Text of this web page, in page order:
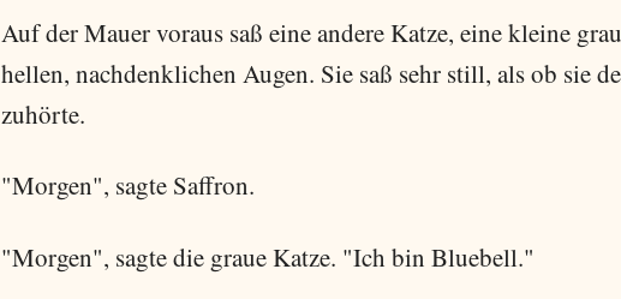
Auf der Mauer voraus saß eine andere Katze, eine kleine
hellen, nachdenklichen Augen. Sie saß sehr still, als ob sie
zuhörte.
"Morgen", sagte Saffron.
"Morgen", sagte die graue Katze. "Ich bin Bluebell."